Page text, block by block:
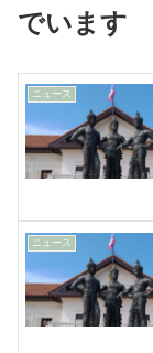
でいます
ニュース
ニュース